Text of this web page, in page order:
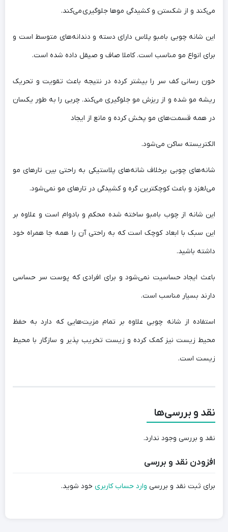
می‌کند و از شکستن و کشیدگی موها جلوگیری می‌کند.
این شانه چوبی بامبو پلاس دارای دسته و دندانه‌های متوسط است و
برای انواع مو مناسب است. کاملا صاف و صیقل داده شده است.
خون رسانی کف سر را بیشتر کرده در نتیجه باعث تقویت و تحریک
ریشه مو شده و از ریزش مو جلوگیری می‌کند. چربی را به طور یکسان
در همه قسمت‌های مو پخش کرده و مانع از ایجاد
الکتریسته ساکن می‌شود.
شانه‌های چوبی برخلاف شانه‌های پلاستیکی به راحتی بین تارهای مو
می‌لغزد و باعث کوچکترین گره و کشیدگی در تارهای مو نمی‌شود.
این شانه از چوب بامبو ساخته شده محکم و بادوام است و علاوه بر
این سبک با ابعاد کوچک است که به راحتی آن را همه جا همراه خود
داشته باشید.
باعث ایجاد حساسیت نمی‌شود و برای افرادی که پوست سر حساسی
دارند بسیار مناسب است.
استفاده از شانه چوبی علاوه بر تمام مزیت‌هایی که دارد به حفظ
محیط زیست نیز کمک کرده و زیست تخریب پذیر و سازگار با محیط
زیست است.
نقد و بررسی‌ها
نقد و بررسی وجود ندارد.
افزودن نقد و بررسی
برای ثبت نقد و بررسی وارد حساب کاربری خود شوید.